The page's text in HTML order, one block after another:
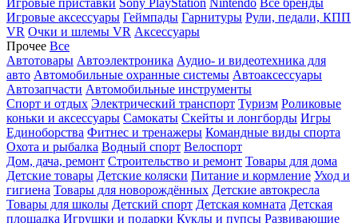
Игровые приставки Sony PlayStation Nintendo Все бренды
Игровые аксессуары Геймпады Гарнитуры Рули, педали, КПП
VR Очки и шлемы VR Аксессуары
Прочее Все
Автотовары Автоэлектроника Аудио- и видеотехника для
авто Автомобильные охранные системы Автоаксессуары
Автозапчасти Автомобильные инструменты
Спорт и отдых Электрический транспорт Туризм Роликовые
коньки и аксессуары Самокаты Скейты и лонгборды Игры
Единоборства Фитнес и тренажеры Командные виды спорта
Охота и рыбалка Водный спорт Велоспорт
Дом, дача, ремонт Строительство и ремонт Товары для дома
Детские товары Детские коляски Питание и кормление Уход и
гигиена Товары для новорождённых Детские автокресла
Товары для школы Детский спорт Детская комната Детская
площадка Игрушки и подарки Куклы и пупсы Развивающие